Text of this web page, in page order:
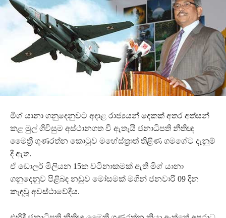
මිග් යානා ගනුදෙනුවට අදාළ රාජ්‍යයන් දෙකක් අතර අත්සන්
කළ මුල් ගිවිසුම අස්ථානගත වී ඇතැයි ජනාධිපති නීතිඥ
මෛත්‍රී ගුණරත්න කොටුව මහේස්ත්‍රාත් තිළිණ ගමගේට දැනුම්
දී ඇත.
ඒ ඩොලර් මිලියන 15ක වටිනාකමක් ඇති මිග් යානා
ගනුදෙනුව පිළිබඳ නඩුව මෝසමක් මගින් ජනවාරි 09 දින
කැඳවූ අවස්ථාවේදීය.